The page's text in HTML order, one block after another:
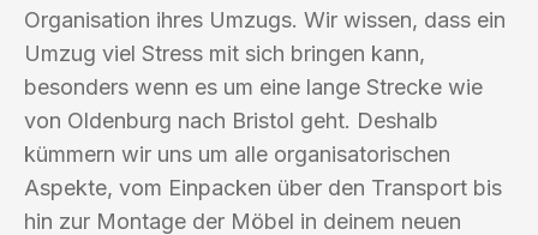
Organisation ihres Umzugs. Wir wissen, dass ein
Umzug viel Stress mit sich bringen kann,
besonders wenn es um eine lange Strecke wie
von Oldenburg nach Bristol geht. Deshalb
kümmern wir uns um alle organisatorischen
Aspekte, vom Einpacken über den Transport bis
hin zur Montage der Möbel in deinem neuen